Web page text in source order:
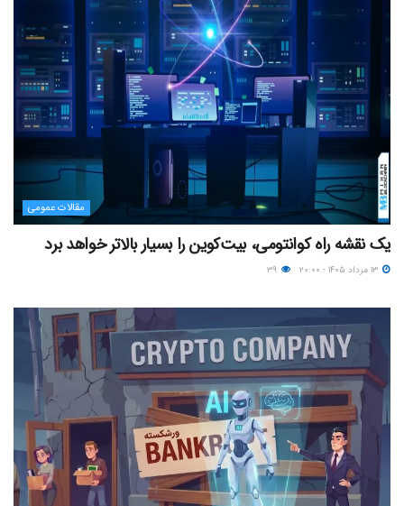
مقالات عمومی
یک نقشه راه کوانتومی، بیت‌کوین را بسیار بالاتر خواهد برد